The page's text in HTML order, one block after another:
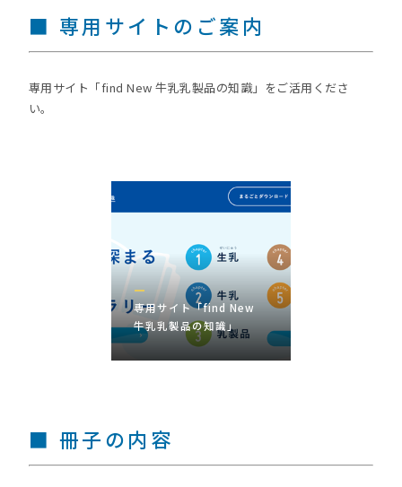
■ 専用サイトのご案内
専用サイト「find New 牛乳乳製品の知識」をご活用くださ
い。
専用サイト「find New
牛乳乳製品の知識」
■ 冊子の内容